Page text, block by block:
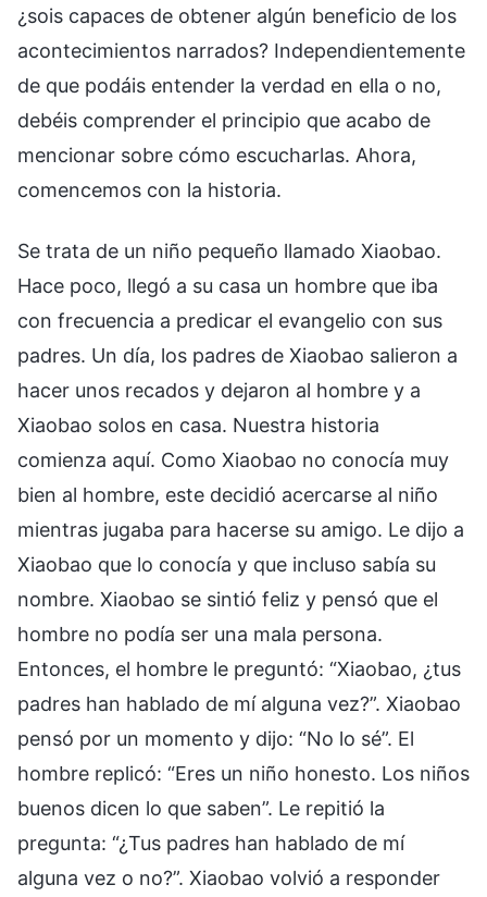
¿sois capaces de obtener algún beneficio de los
acontecimientos narrados? Independientemente
de que podáis entender la verdad en ella o no,
debéis comprender el principio que acabo de
mencionar sobre cómo escucharlas. Ahora,
comencemos con la historia.
Se trata de un niño pequeño llamado Xiaobao.
Hace poco, llegó a su casa un hombre que iba
con frecuencia a predicar el evangelio con sus
padres. Un día, los padres de Xiaobao salieron a
hacer unos recados y dejaron al hombre y a
Xiaobao solos en casa. Nuestra historia
comienza aquí. Como Xiaobao no conocía muy
bien al hombre, este decidió acercarse al niño
mientras jugaba para hacerse su amigo. Le dijo a
Xiaobao que lo conocía y que incluso sabía su
nombre. Xiaobao se sintió feliz y pensó que el
hombre no podía ser una mala persona.
Entonces, el hombre le preguntó: “Xiaobao, ¿tus
padres han hablado de mí alguna vez?”. Xiaobao
pensó por un momento y dijo: “No lo sé”. El
hombre replicó: “Eres un niño honesto. Los niños
buenos dicen lo que saben”. Le repitió la
pregunta: “¿Tus padres han hablado de mí
alguna vez o no?”. Xiaobao volvió a responder